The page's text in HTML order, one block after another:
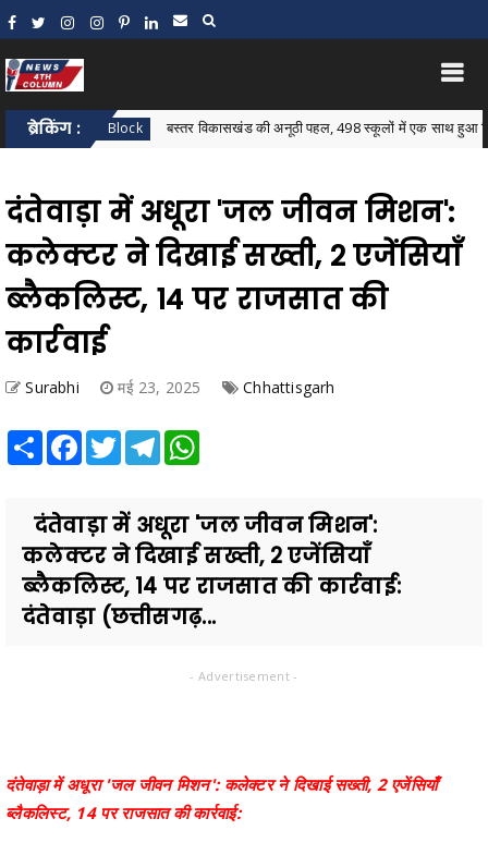
ब्रेकिंग :
Block बस्तर विकासखंड की अनूठी पहल, 498 स्कूलों में एक साथ हुआ विकासखंड
दंतेवाड़ा में अधूरा 'जल जीवन मिशन':
कलेक्टर ने दिखाई सख्ती, 2 एजेंसियाँ
ब्लैकलिस्ट, 14 पर राजसात की
कार्रवाई
Surabhi मई 23, 2025 Chhattisgarh
Share Facebook
TwitterTelegram
दंतेवाड़ा में अधूरा 'जल जीवन मिशन':
कलेक्टर ने दिखाई सख्ती, 2 एजेंसियाँ
ब्लैकलिस्ट, 14 पर राजसात की कार्रवाई:
दंतेवाड़ा (छत्तीसगढ़...
- Advertisement -
दंतेवाड़ा में अधूरा 'जल जीवन मिशन': कलेक्टर ने दिखाई सख्ती, 2 एजेंसियाँ
ब्लैकलिस्ट, 14 पर राजसात की कार्रवाई: